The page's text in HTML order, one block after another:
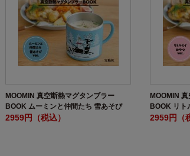
MOOMIN 真空断熱マグタンブラー
BOOK ムーミンと仲間たち 雪あそび
ver.
2959円（税込）
MOOMIN
BOOK リト
2959円（